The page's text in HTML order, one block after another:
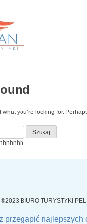
what you’re looking for.
przegapić najlepszych
BIURO TURYSTYKI